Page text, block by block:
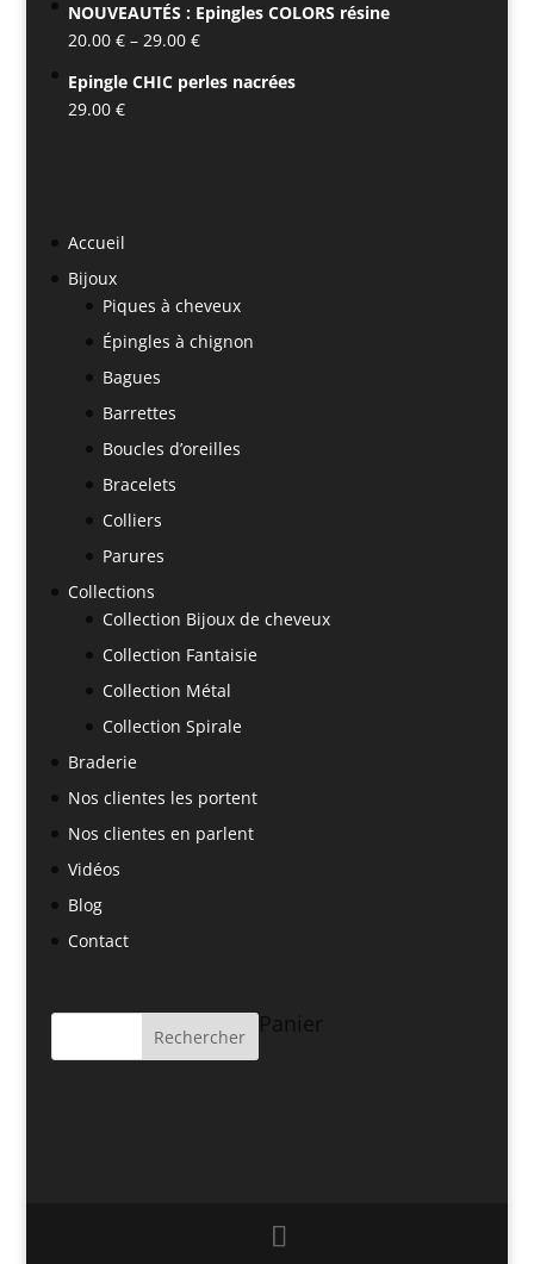
NOUVEAUTÉS : Epingles COLORS résine
20.00 €– 29.00 €
Epingle CHIC perles nacrées
29.00 €
Accueil
Bijoux
Piques à cheveux
Épingles à chignon
Bagues
Barrettes
Boucles d’oreilles
Bracelets
Colliers
Parures
Collections
Collection Bijoux de cheveux
Collection Fantaisie
Collection Métal
Collection Spirale
Braderie
Nos clientes les portent
Nos clientes en parlent
Vidéos
Blog
Contact
Panier